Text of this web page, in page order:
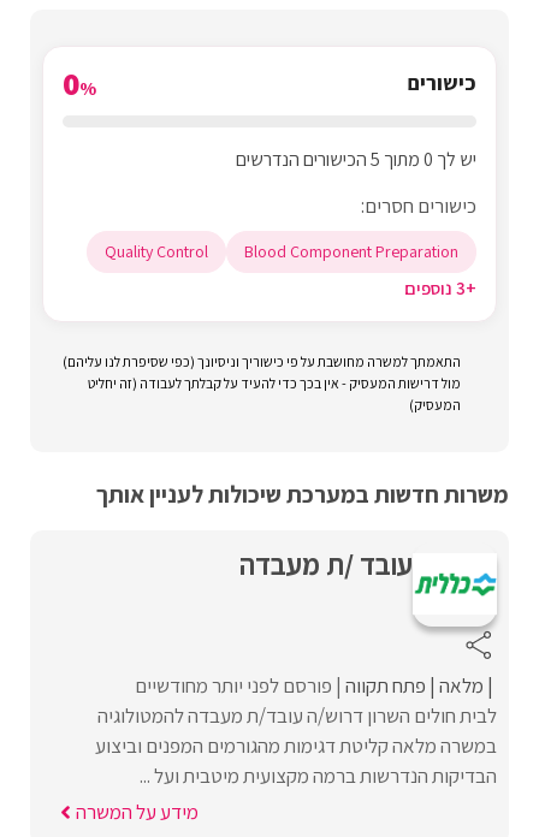
כישורים 0%
יש לך 0 מתוך 5 הכישורים הנדרשים
כישורים חסרים:
Blood Component Preparation
Quality Control
+3 נוספים
התאמתך למשרה מחושבת על פי כישוריך וניסיונך (כפי שסיפרת לנו עליהם)
מול דרישות המעסיק - אין בכך כדי להעיד על קבלתך לעבודה (זה יחליט
המעסיק)
משרות חדשות במערכת שיכולות לעניין אותך
עובד /ת מעבדה
מלאה פתח תקווה פורסם לפני יותר מחודשיים
לבית חולים השרון דרוש/ה עובד/ת מעבדה להמטולוגיה
במשרה מלאה קליטת דגימות מהגורמים המפנים וביצוע
הבדיקות הנדרשות ברמה מקצועית מיטבית ועל ...
מידע על המשרה